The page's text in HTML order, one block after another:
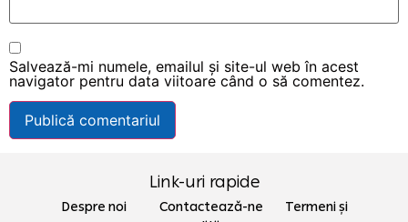
Salvează-mi numele, emailul și site-ul web în acest
navigator pentru data viitoare când o să comentez.
Link-uri rapide
Despre noi Contactează-ne
Termeni și